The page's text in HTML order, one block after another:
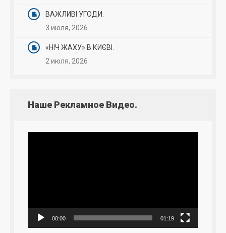
ВАЖЛИВІ УГОДИ.
3 июля, 2026
«НІЧ ЖАХУ» В КИЄВІ.
2 июля, 2026
Наше Рекламное Видео.
00:00 01:19